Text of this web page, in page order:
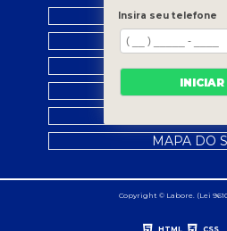
QUEM
SERVIÇOS
MAPA DO
Copyright © Labore. (Lei 9610
HTML CSS
Insira seu telefone